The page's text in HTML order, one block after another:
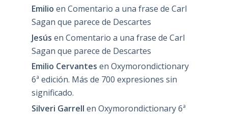
Emilio en Comentario a una frase de Carl
Sagan que parece de Descartes
Jesús en Comentario a una frase de Carl
Sagan que parece de Descartes
Emilio Cervantes en Oxymorondictionary
6ª edición. Más de 700 expresiones sin
significado.
Silveri Garrell en Oxymorondictionary 6ª